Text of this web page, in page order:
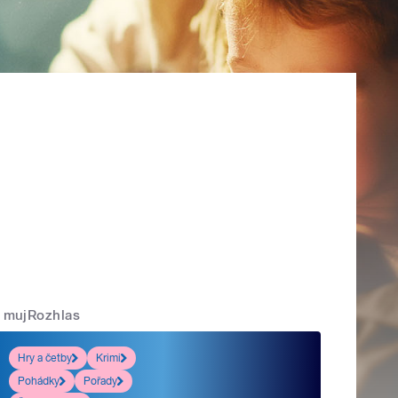
mujRozhlas
Hry a četby
Krimi
Pohádky
Pořady